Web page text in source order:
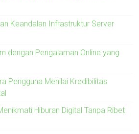
Keandalan Infrastruktur Server
dengan Pengalaman Online yang
Pengguna Menilai Kredibilitas
Hiburan Digital Tanpa Ribet